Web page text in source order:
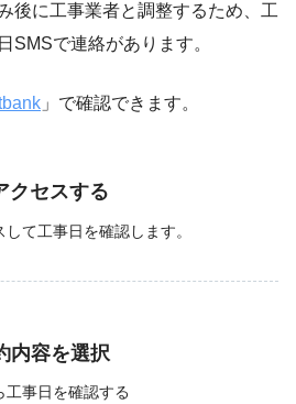
後に工事業者と調整するため、工
SMSで連絡があります。
」で確認できます。
クセスする
して工事日を確認します。
内容を選択
工事日を確認する